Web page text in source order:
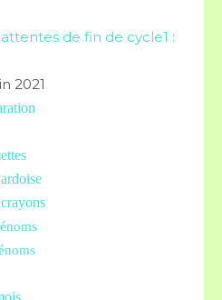
de fin de cycle1 :
2021
ardoise